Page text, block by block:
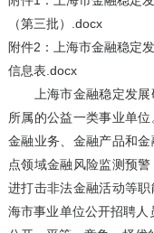
（第三批）.docx
附件2：上海市金融稳定
信息表.docx
上海市金融稳定发展
所属的公益一类事业单
金融业务、金融产品和
点领域金融风险监测预
进打击非法金融活动等
海市事业单位公开招聘